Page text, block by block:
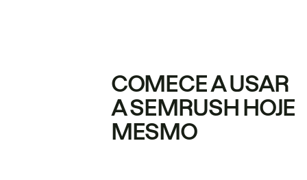
COMECE A USAR
A SEMRUSH HOJE
MESMO